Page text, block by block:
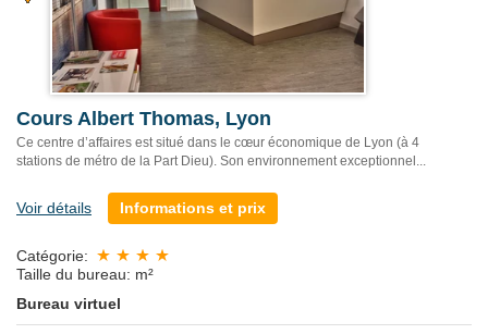
Cours Albert Thomas, Lyon
Ce centre d’affaires est situé dans le cœur économique de Lyon (à 4
stations de métro de la Part Dieu). Son environnement exceptionnel...
Voir détails Informations et prix
Catégorie:
Taille du bureau: m²
Bureau virtuel